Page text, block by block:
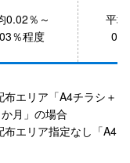
0.02％～
％程度
平
エリア「A4チラシ＋
月」の場合
エリア指定なし「A4